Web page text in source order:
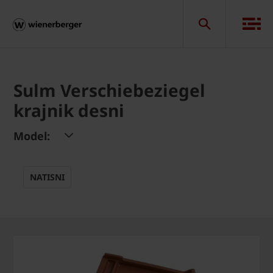
Sulm Verschiebeziegel
krajnik desni
Model:
NATISNI